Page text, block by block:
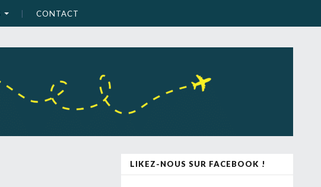
CONTACT
LIKEZ-NOUS SUR FACEBOOK !